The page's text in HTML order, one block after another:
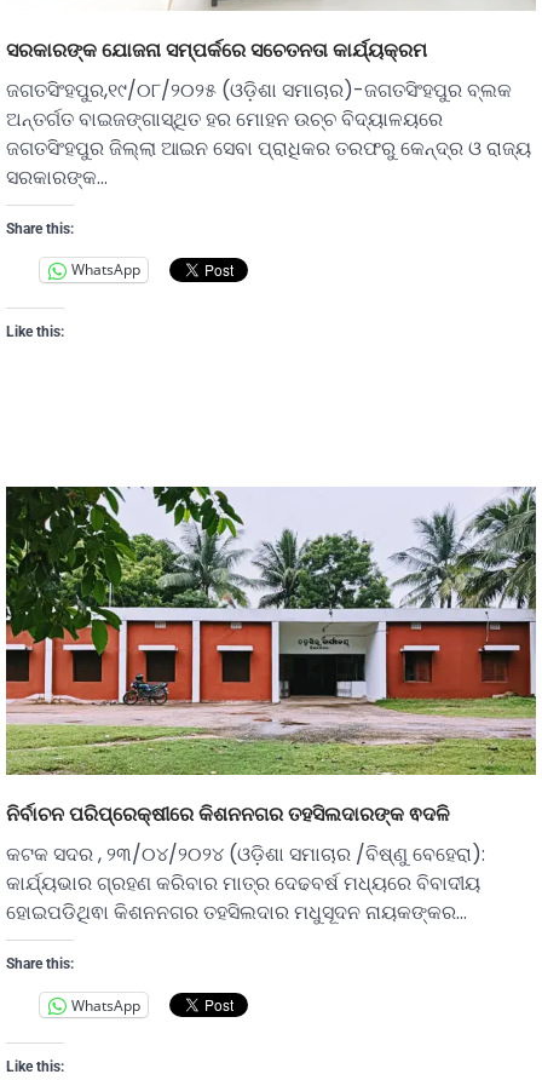
ସରକାରଙ୍କ ଯୋଜନା ସମ୍ପର୍କରେ ସଚେତନତା କାର୍ଯ୍ୟକ୍ରମ
ଜଗତସିଂହପୁର,୧୯/୦୮/୨୦୨୫ (ଓଡ଼ିଶା ସମାଚାର)-ଜଗତସିଂହପୁର ବ୍ଲକ
ଅନ୍ତର୍ଗତ ବାଇଜଙ୍ଗାସ୍ଥିତ ହର ମୋହନ ଉଚ୍ଚ ବିଦ୍ୟାଳୟରେ
ଜଗତସିଂହପୁର ଜିଲ୍ଲା ଆଇନ ସେବା ପ୍ରାଧିକର ତରଫରୁ କେନ୍ଦ୍ର ଓ ରାଜ୍ୟ
ସରକାରଙ୍କ…
Share this:
WhatsApp
Like this:
ନିର୍ବାଚନ ପରିପ୍ରେକ୍ଷୀରେ କିଶନନଗର ତହସିଲଦାରଙ୍କ ଵଦଳି
କଟକ ସଦର , ୨୩/୦୪/୨୦୨୪ (ଓଡ଼ିଶା ସମାଚାର /ବିଷ୍ଣୁ ବେହେରା):
କାର୍ଯ୍ୟଭାର ଗ୍ରହଣ କରିବାର ମାତ୍ର ଦେଢବର୍ଷ ମଧ୍ୟରେ ବିବାଦୀୟ
ହୋଇପଡିଥିଵା କିଶନନଗର ତହସିଲଦାର ମଧୁସୂଦନ ନାୟକଙ୍କର…
Share this:
WhatsApp
Like this: